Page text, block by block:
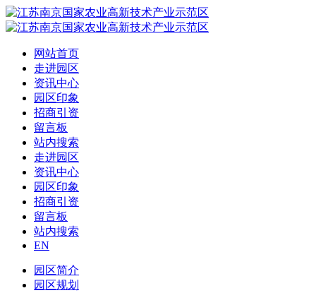
网站首页
走进园区
资讯中心
园区印象
招商引资
留言板
站内搜索
走进园区
资讯中心
园区印象
招商引资
留言板
站内搜索
EN
园区简介
园区规划